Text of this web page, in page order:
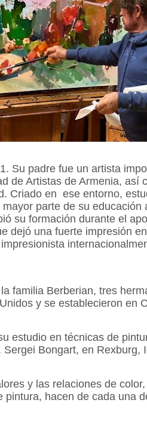
Su padre fue un artista
de Artistas de Armenia, así
Criado en ese entorno,
parte de su educación
su formación durante el
dejó una fuerte impresión
familia Berberian, tres
y se establecieron en
estudio en técnicas de
Bongart, en Rexburg,
y las relaciones de
hacen de cada una